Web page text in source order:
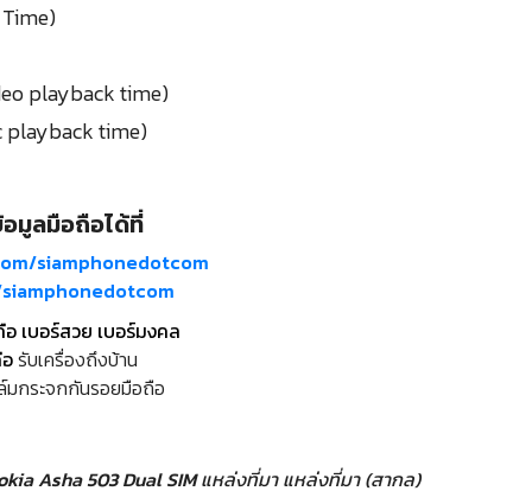
playback time)
playback time)
มูลมือถือได้ที่
siamphonedotcom
เบอร์สวย เบอร์มงคล
รับเครื่องถึงบ้าน
กระจกกันรอยมือถือ
Asha 503 Dual SIM แหล่งที่มา แหล่งที่มา (สากล)